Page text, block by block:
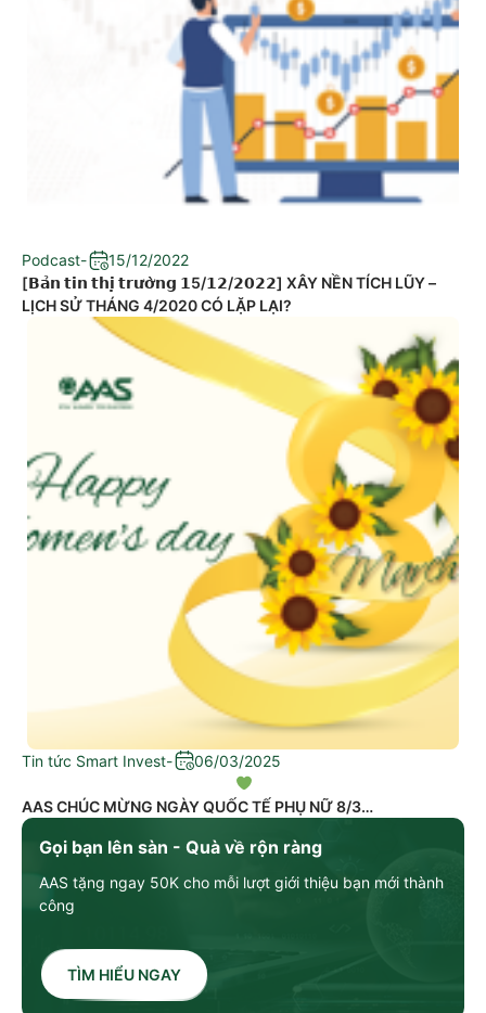
Gọi bạn lên sàn - Quà về rộn ràng
AAS tặng ngay 50K cho mỗi lượt giới thiệu bạn mới thành
công
TÌM HIỂU NGAY
Podcast-
15/12/2022
[𝗕𝗮̉𝗻 𝘁𝗶𝗻 𝘁𝗵𝗶̣ 𝘁𝗿𝘂̛𝗼̛̀𝗻𝗴 𝟭5/𝟭𝟮/𝟮𝟬𝟮𝟮] XÂY NỀN TÍCH LŨY –
LỊCH SỬ THÁNG 4/2020 CÓ LẶP LẠI?
Tin tức Smart Invest- 06/03/2025
AAS CHÚC MỪNG NGÀY QUỐC TẾ PHỤ NỮ 8/3